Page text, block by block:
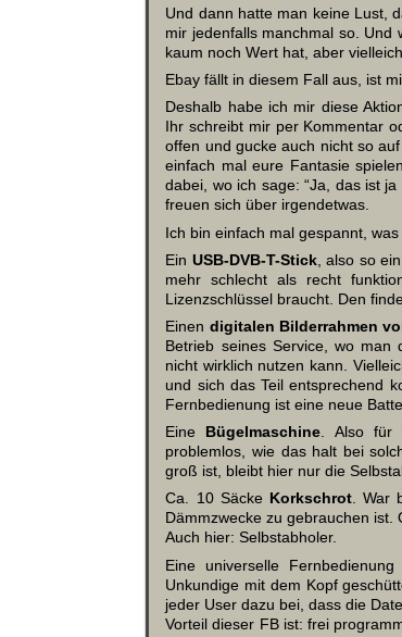
Und dann hatte man keine Lust,
mir jedenfalls manchmal so. Und
kaum noch Wert hat, aber
Ebay fällt in diesem Fall aus, ist
Deshalb habe ich mir diese
Ihr schreibt mir per Kommentar
offen und gucke auch nicht so
einfach mal eure Fantasie
dabei, wo ich sage: “Ja, das ist
freuen sich über irgendetwas.
Ich bin einfach mal gespannt,
Ein USB-DVB-T-Stick, also so
mehr schlecht als recht
Lizenzschlüssel braucht. Den
Einen digitalen Bilderrahmen
Betrieb seines Service, wo man
nicht wirklich nutzen kann.
und sich das Teil entsprechend
Fernbedienung ist eine neue
Eine Bügelmaschine . Also für
problemlos, wie das halt bei
groß ist, bleibt hier nur die
Ca. 10 Säcke Korkschrot. War
Dämmzwecke zu gebrauchen
Auch hier: Selbstabholer.
Eine universelle Fernbedienung
Unkundige mit dem Kopf
jeder User dazu bei, dass die
Vorteil dieser FB ist: frei